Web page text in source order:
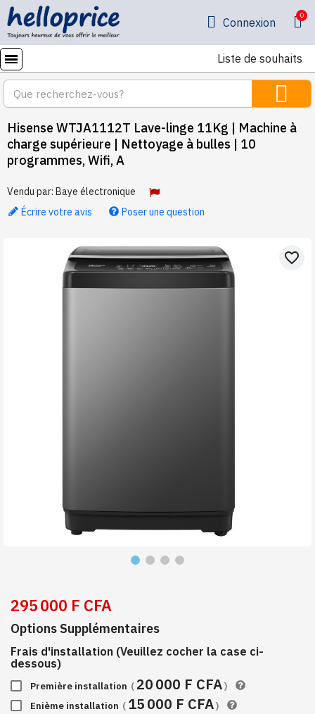
Connexion
Liste de souhaits
Hisense WTJA1112T Lave-linge 11Kg | Machine à
charge supérieure | Nettoyage à bulles | 10
programmes, Wifi, A
Vendu par: Baye électronique
Écrire votre avis
Poser une question
favorite_border
295 000 F CFA
Options Supplémentaires
Frais d'installation (Veuillez cocher la case ci-
dessous)
Première installation ( 20 000 F CFA)
Enième installation ( 15 000 F CFA)